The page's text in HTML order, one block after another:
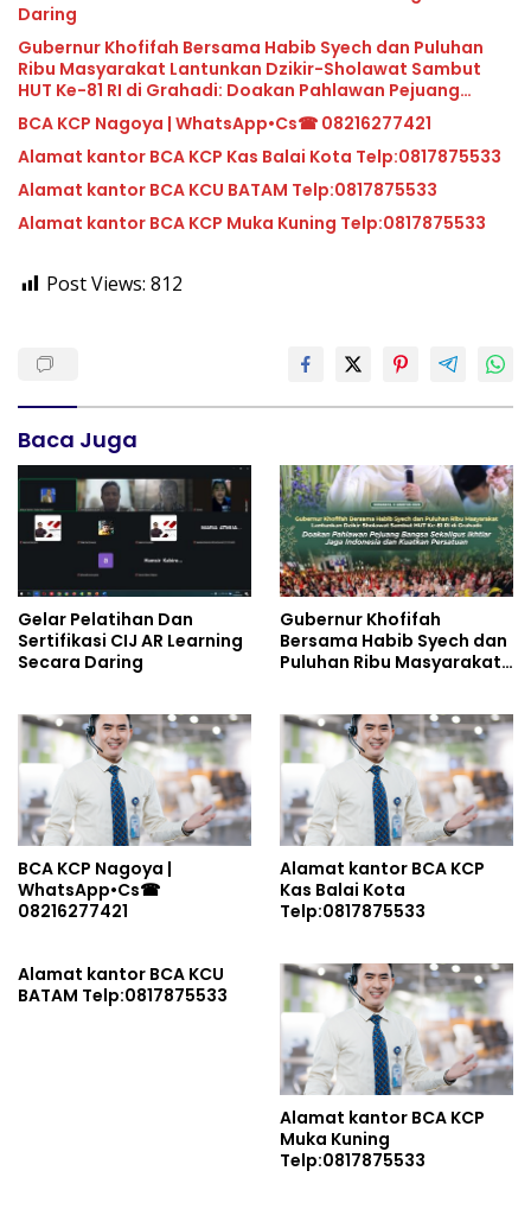
Daring
Gubernur Khofifah Bersama Habib Syech dan Puluhan
Ribu Masyarakat Lantunkan Dzikir-Sholawat Sambut
HUT Ke-81 RI di Grahadi: Doakan Pahlawan Pejuang
Bangsa Sekaligus Ikhtiar Jaga Indonesia dan Kuatkan
Persatuan
BCA KCP Nagoya | WhatsApp•Cs☎ 08216277421
Alamat kantor BCA KCP Kas Balai Kota Telp:0817875533
Alamat kantor BCA KCU BATAM Telp:0817875533
Alamat kantor BCA KCP Muka Kuning Telp:0817875533
Post Views: 812
Baca Juga
Gelar Pelatihan Dan
Sertifikasi CIJ AR Learning
Secara Daring
Gubernur Khofifah
Bersama Habib Syech dan
Puluhan Ribu Masyarakat
81 RI di Grahadi: Doakan
Pahlawan Pejuang Bangsa
Sekaligus Ikhtiar Jaga
Indonesia dan Kuatkan
Persatuan
BCA KCP Nagoya |
WhatsApp•Cs☎
08216277421
Alamat kantor BCA KCP
Kas Balai Kota
Telp:0817875533
Alamat kantor BCA KCU
BATAM Telp:0817875533
Alamat kantor BCA KCP
Muka Kuning
Telp:0817875533